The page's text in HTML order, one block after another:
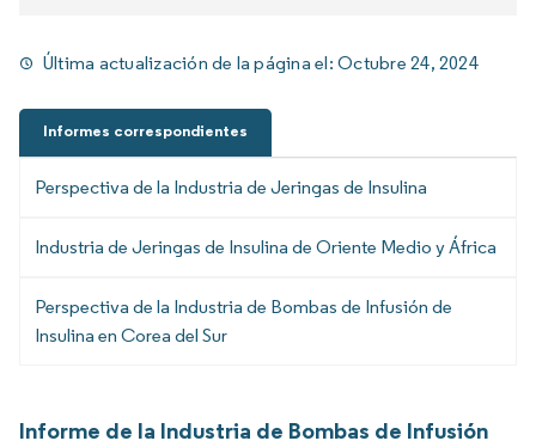
Última actualización de la página el:Octubre 24, 2024
Informes correspondientes
Perspectiva de la Industria de Jeringas de Insulina
Industria de Jeringas de Insulina de Oriente Medio y África
Perspectiva de la Industria de Bombas de Infusión de
Insulina en Corea del Sur
Informe de la Industria de Bombas de Infusión